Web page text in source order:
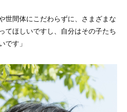
世間体にこだわらずに、さまざまな
てほしいですし、自分はその子たち
です」